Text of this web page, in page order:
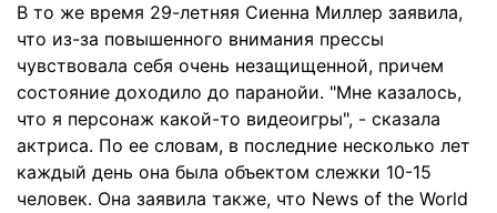
В то же время 29-летняя Сиенна Миллер заявила,
что из-за повышенного внимания прессы
чувствовала себя очень незащищенной, причем
состояние доходило до паранойи. "Мне казалось,
что я персонаж какой-то видеоигры", - сказала
актриса. По ее словам, в последние несколько лет
каждый день она была объектом слежки 10-15
человек. Она заявила также, что News of the World